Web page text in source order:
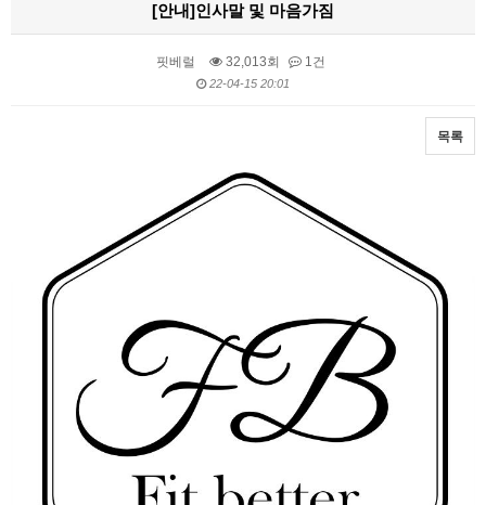
[안내]인사말 및 마음가짐
핏베럴 32,013회 1건
22-04-15 20:01
목록